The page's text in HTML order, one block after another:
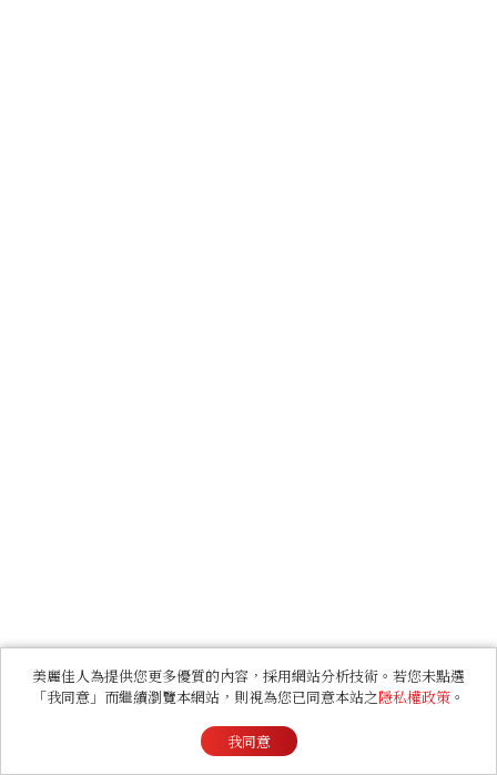
美麗佳人為提供您更多優質的內容，採用網站分析技術。若您未點選
「我同意」而繼續瀏覽本網站，則視為您已同意本站之隱私權政策 。
我同意